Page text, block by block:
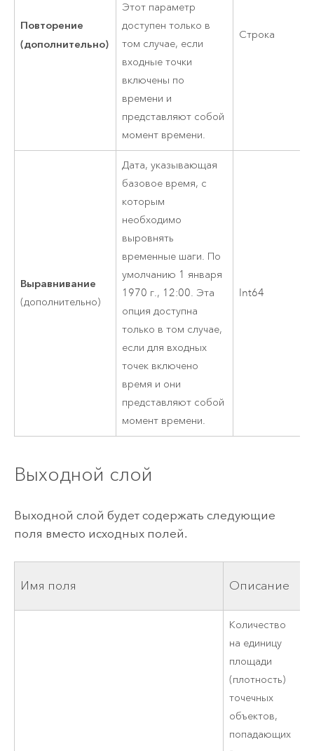
Повторение
(дополнительно)
Этот параметр
доступен только в
том случае, если
входные точки
включены по
времени и
представляют собой
момент времени.
Строка
Выравнивание
(дополнительно)
Дата, указывающая
базовое время, с
которым
необходимо
выровнять
временные шаги. По
умолчанию 1 января
1970 г., 12:00. Эта
опция доступна
только в том случае,
если для входных
точек включено
время и они
представляют собой
момент времени.
Int64
Выходной слой
Выходной слой будет содержать следующие
поля вместо исходных полей.
Имя поля Описание
Количество
на единицу
площади
(плотность)
точечных
объектов,
попадающих